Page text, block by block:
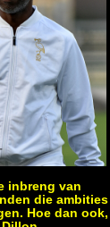
inbreng van
die ambities
Hoe dan ook,